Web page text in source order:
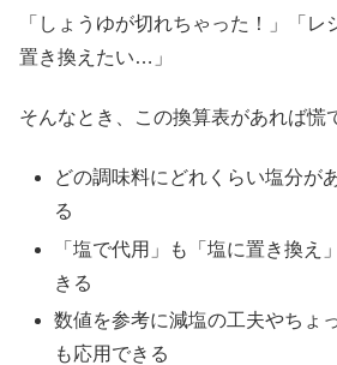
「しょうゆが切れちゃった！」「
置き換えたい…」
そんなとき、この換算表があれば慌
どの調味料にどれくらい塩分が
る
「塩で代用」も「塩に置き換え
きる
数値を参考に減塩の工夫やちょ
も応用できる